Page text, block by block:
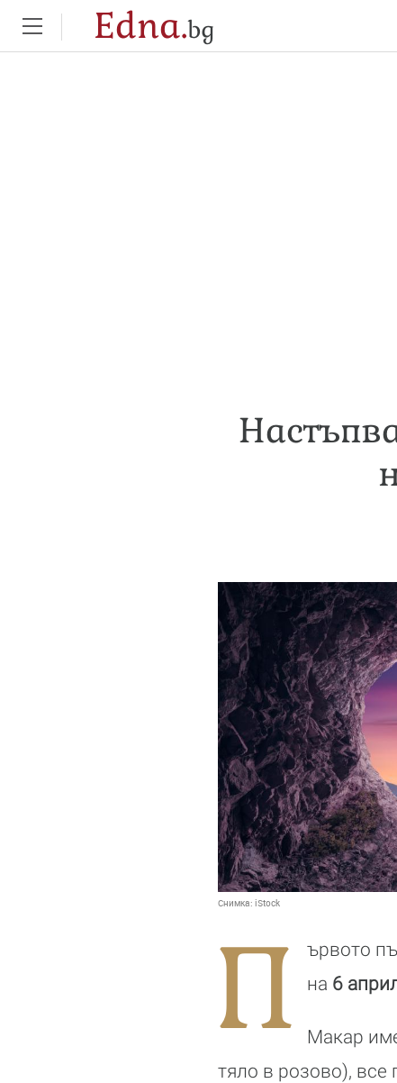
Edna.bg
Снимка: iStock
П ървото
на 6
Макар
тяло в розово), все